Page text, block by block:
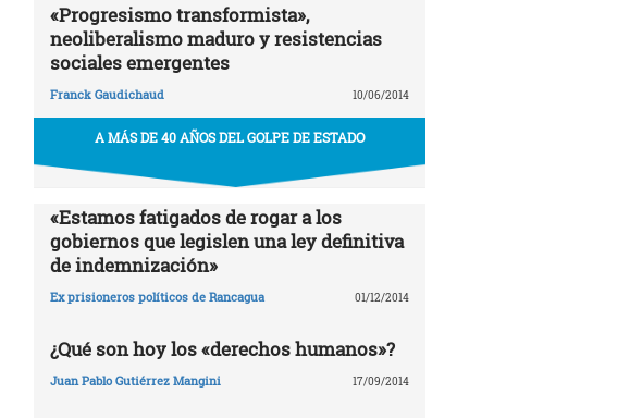
«Progresismo transformista»,
neoliberalismo maduro y resistencias
sociales emergentes
Franck Gaudichaud 10/06/2014
A MÁS DE 40 AÑOS DEL GOLPE DE ESTADO
«Estamos fatigados de rogar a los
gobiernos que legislen una ley definitiva
de indemnización»
Ex prisioneros políticos de Rancagua 01/12/2014
¿Qué son hoy los «derechos humanos»?
Juan Pablo Gutiérrez Mangini 17/09/2014